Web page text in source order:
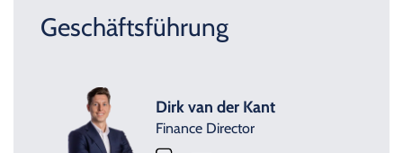
Geschäftsführung
Dirk van der Kant
Finance Director